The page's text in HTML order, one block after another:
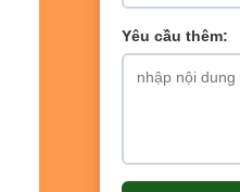
Yêu cầu thêm: